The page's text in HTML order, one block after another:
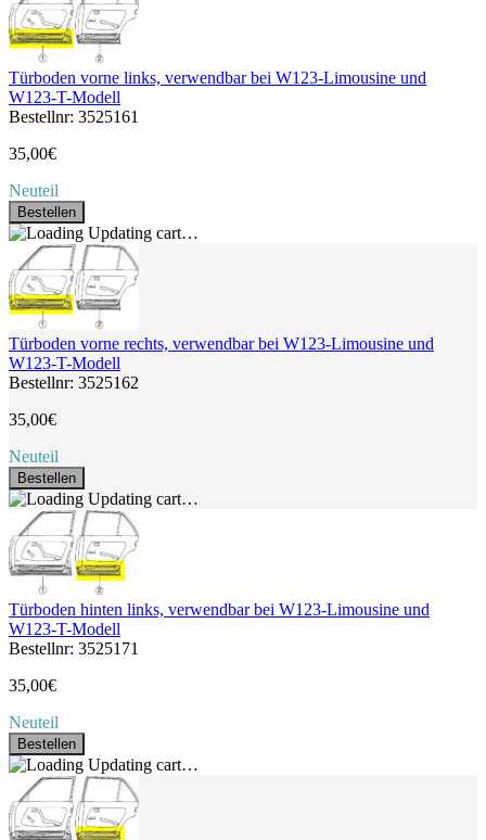
Türboden vorne links, verwendbar bei W123-Limousine und
W123-T-Modell
Bestellnr: 3525161
35,00€
Neuteil
Bestellen
Updating cart…
Türboden vorne rechts, verwendbar bei W123-Limousine und
W123-T-Modell
Bestellnr: 3525162
35,00€
Neuteil
Bestellen
Updating cart…
Türboden hinten links, verwendbar bei W123-Limousine und
W123-T-Modell
Bestellnr: 3525171
35,00€
Neuteil
Bestellen
Updating cart…